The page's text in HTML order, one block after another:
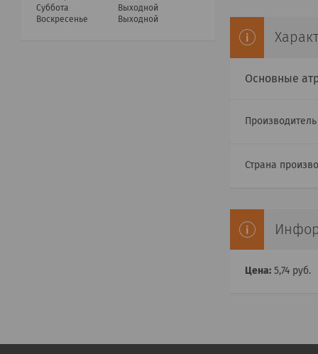
Основные
Страна
Цена: 5,74 руб.
Суббота
Выходной
Воскресенье
Выходной